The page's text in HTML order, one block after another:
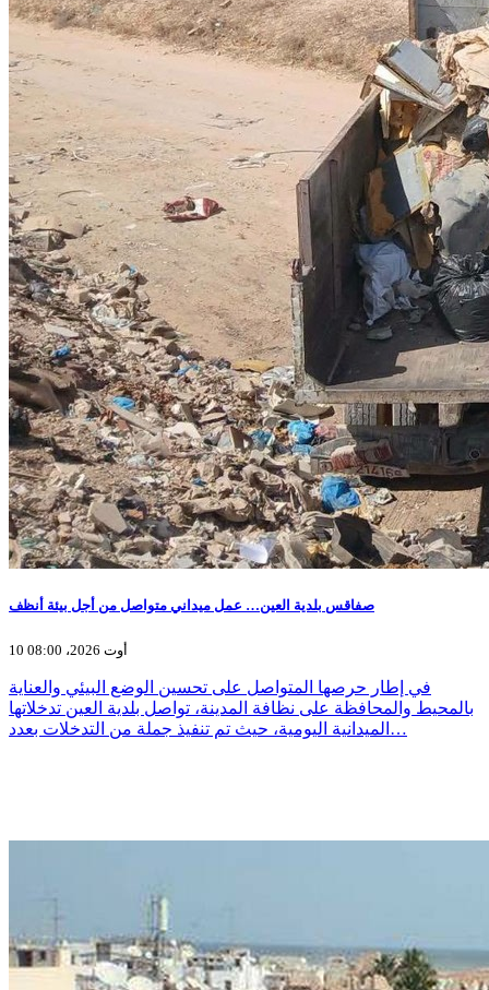
صفاقس بلدية العين… عمل ميداني متواصل من أجل بيئة أنظف
10 أوت 2026، 08:00
في إطار حرصها المتواصل على تحسين الوضع البيئي والعناية
بالمحيط والمحافظة على نظافة المدينة، تواصل بلدية العين تدخلاتها
الميدانية اليومية، حيث تم تنفيذ جملة من التدخلات بعدد…